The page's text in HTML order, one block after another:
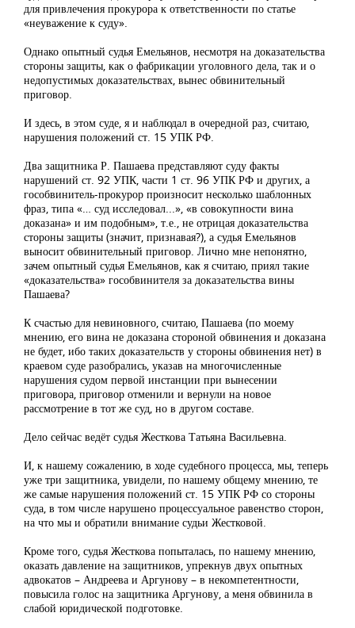
для привлечения прокурора к ответственности по статье
«неуважение к суду».
Однако опытный судья Емельянов, несмотря на доказательства
стороны защиты, как о фабрикации уголовного дела, так и о
недопустимых доказательствах, вынес обвинительный
приговор.
И здесь, в этом суде, я и наблюдал в очередной раз, считаю,
нарушения положений ст. 15 УПК РФ.
Два защитника Р. Пашаева представляют суду факты
нарушений ст. 92 УПК, части 1 ст. 96 УПК РФ и других, а
гособвинитель-прокурор произносит несколько шаблонных
фраз, типа «… суд исследовал...», «в совокупности вина
доказана» и им подобным», т.е., не отрицая доказательства
стороны защиты (значит, признавая?), а судья Емельянов
выносит обвинительный приговор. Лично мне непонятно,
зачем опытный судья Емельянов, как я считаю, приял такие
«доказательства» гособвинителя за доказательства вины
Пашаева?
К счастью для невиновного, считаю, Пашаева (по моему
мнению, его вина не доказана стороной обвинения и доказана
не будет, ибо таких доказательств у стороны обвинения нет) в
краевом суде разобрались, указав на многочисленные
нарушения судом первой инстанции при вынесении
приговора, приговор отменили и вернули на новое
рассмотрение в тот же суд, но в другом составе.
Дело сейчас ведёт судья Жесткова Татьяна Васильевна.
И, к нашему сожалению, в ходе судебного процесса, мы, теперь
уже три защитника, увидели, по нашему общему мнению, те
же самые нарушения положений ст. 15 УПК РФ со стороны
суда, в том числе нарушено процессуальное равенство сторон,
на что мы и обратили внимание судьи Жестковой.
Кроме того, судья Жесткова попыталась, по нашему мнению,
оказать давление на защитников, упрекнув двух опытных
адвокатов – Андреева и Аргунову – в некомпетентности,
повысила голос на защитника Аргунову, а меня обвинила в
слабой юридической подготовке.